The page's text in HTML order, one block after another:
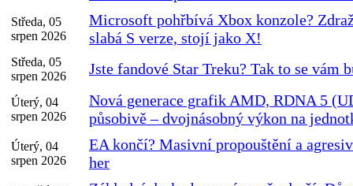
Středa, 05
srpen 2026
Microsoft pohřbívá Xbox konzole?
slabá S verze, stojí jako X!
Středa, 05
srpen 2026
Jste fandové Star Treku? Tak to se vám
Úterý, 04
srpen 2026
Nová generace grafik AMD, RDNA 5
působivě – dvojnásobný výkon na
Úterý, 04
srpen 2026
EA končí? Masivní propouštění a
her